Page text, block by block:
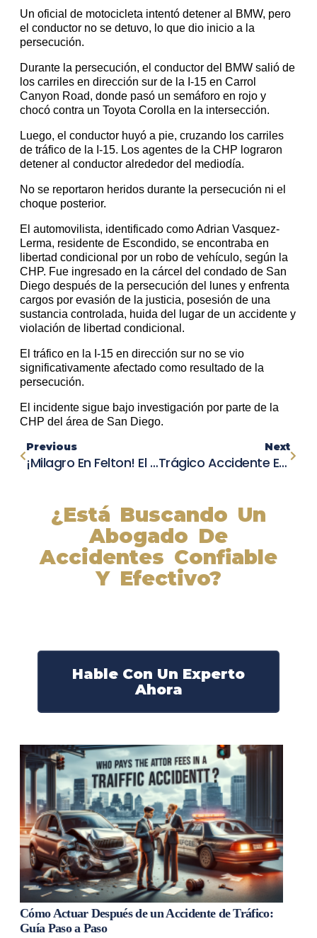
Un oficial de motocicleta intentó detener al BMW, pero
el conductor no se detuvo, lo que dio inicio a la
persecución.
Durante la persecución, el conductor del BMW salió de
los carriles en dirección sur de la I-15 en Carrol
Canyon Road, donde pasó un semáforo en rojo y
chocó contra un Toyota Corolla en la intersección.
Luego, el conductor huyó a pie, cruzando los carriles
de tráfico de la I-15. Los agentes de la CHP lograron
detener al conductor alrededor del mediodía.
No se reportaron heridos durante la persecución ni el
choque posterior.
El automovilista, identificado como Adrian Vasquez-
Lerma, residente de Escondido, se encontraba en
libertad condicional por un robo de vehículo, según la
CHP. Fue ingresado en la cárcel del condado de San
Diego después de la persecución del lunes y enfrenta
cargos por evasión de la justicia, posesión de una
sustancia controlada, huida del lugar de un accidente y
violación de libertad condicional.
El tráfico en la I-15 en dirección sur no se vio
significativamente afectado como resultado de la
persecución.
El incidente sigue bajo investigación por parte de la
CHP del área de San Diego.
Previous
¡Milagro En Felton! El Famoso Muelle Comunitario Renace Después Del Impacto De Un Vehículo
Next
Trágico Accidente En California Deja Una Mujer De 42 Años Muerta Tras Colisión En La Autopista I-805
¿Está Buscando Un
Abogado De
Accidentes Confiable
Y Efectivo?
Hable Con Un Experto
Ahora
Cómo Actuar Después de un Accidente de Tráfico:
Guía Paso a Paso